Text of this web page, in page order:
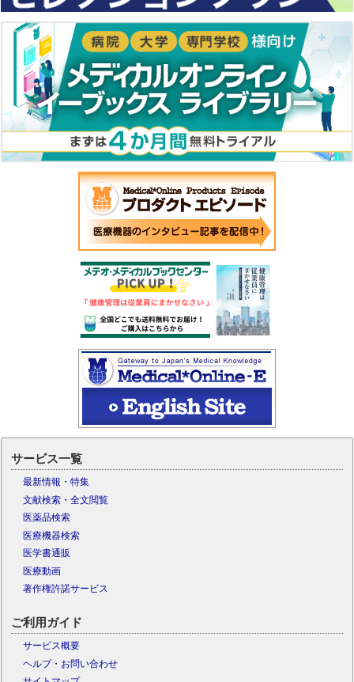
サービス一覧
最新情報・特集
文献検索・全文閲覧
医薬品検索
医療機器検索
医学書通販
医療動画
著作権許諾サービス
ご利用ガイド
サービス概要
ヘルプ・お問い合わせ